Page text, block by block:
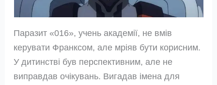
Паразит «016», учень академії, не вмів
керувати Франксом, але мріяв бути корисним.
У дитинстві був перспективним, але не
виправдав очікувань. Вигадав імена для